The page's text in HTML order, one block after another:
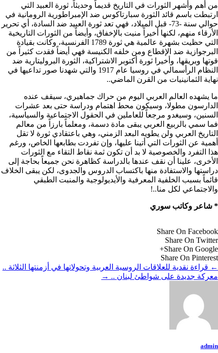
من أهم وأشهر الثورات في التاريخ قديماً وحديثاً، ثورة العبيد التي
ارتبطت باسم قائد الثورة سبارتاكوس ضد الإمبراطورية الرومانية في
حوالي سنة -73- قبل الميلاد، فهي تعد ثورة العبيد ضد السادة، أي تحرير
الأرقاء منهم، لكنها أخيراً منيت بالإخفاق، وأيضاً من الثورات التاريخية
التي حظيت بشهرة عالمية هي ثورة 1789 الفرنسية، وكانت بقيادة
البرجوازية ضد الإقطاع ومن خلفه الكنيسة فهي أيضاً فقدت كثيراً من
قوتها وبريقها، وأخيرا ثورة أكتوبر الاشتراكية، الثورة البروليتارية ضد
النظام الرأسمالي في روسيا عام 1917 والتي شهدنا صور تداعيها في
نهاية الثمانينيات من القرن الماضي..
ما يشهده العالم العربي اليوم من حراك جماهيري، سيقف عنده
الدارسون مطولا، وسيكون محط اهتمام ودراسة حتى بعد عشرات
السنين، وسيغدو مرجعاً للعاملين في الحقول الاجتماعية والسياسية،
فما سمي بالربيع العربي يبقى مادة دسمة، ومعلماً بارزاً من معالم
التاريخ العربي ولن يطويه البعد الزمني، وهي باعتقادي ثورة لا تقل
أهمية عن الثورات التي أتينا عليها، وإن تفردت بطابعها الخاص، ورغم
هذا التفرد والخصوصية لا بد أن تكون ثمة نقاط التقاء مع الثورات
الأخرى، علينا أن نقف عندها بالدراسة كظاهرة نحن جميعاً بحاجة إلى
دراستها والاستفادة منها باكتساب الدروس والجدوى، لكن يبقى الخلاف
قائماً بسبب الخلفية المعرفية والأيديولوجية والمنبت الطبقي
والاجتماعي لكل منا..!
* شاعر وكاتب سوري
Share On Facebook
Share On Twitter
Share On Google+
Share On Pinterest
← قراءة نقدية للعلاقات الروسية العربية وتحولاتها في أزمنتها الثلاثة ..
معركة جديدة على شواطئ لبنان .. →
admin